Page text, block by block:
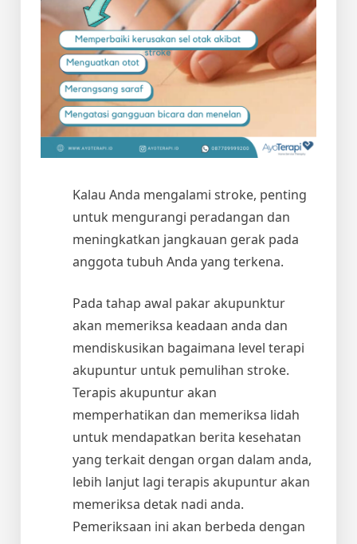
Kalau Anda mengalami stroke, penting
untuk mengurangi peradangan dan
meningkatkan jangkauan gerak pada
anggota tubuh Anda yang terkena.
Pada tahap awal pakar akupunktur
akan memeriksa keadaan anda dan
mendiskusikan bagaimana level terapi
akupuntur untuk pemulihan stroke.
Terapis akupuntur akan
memperhatikan dan memeriksa lidah
untuk mendapatkan berita kesehatan
yang terkait dengan organ dalam anda,
lebih lanjut lagi terapis akupuntur akan
memeriksa detak nadi anda.
Pemeriksaan ini akan berbeda dengan